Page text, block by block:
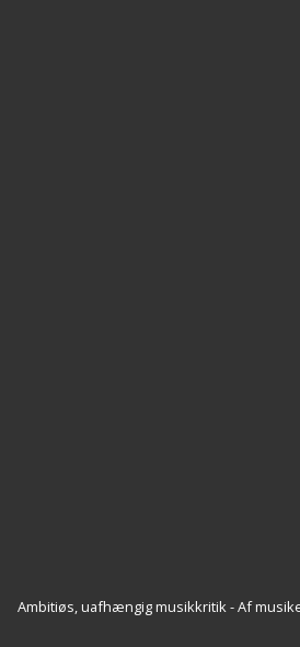
Ambitiøs, uafhængig musikkritik - Af